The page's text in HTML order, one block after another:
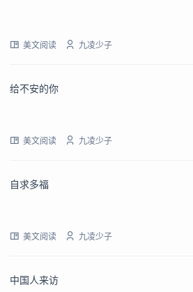
美文阅读 九凌少子
给不安的你
美文阅读 九凌少子
自求多福
美文阅读 九凌少子
中国人来访